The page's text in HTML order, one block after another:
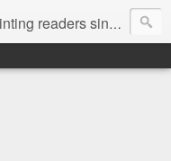
readers since 2006